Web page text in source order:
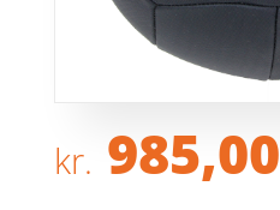
kr. 985,00